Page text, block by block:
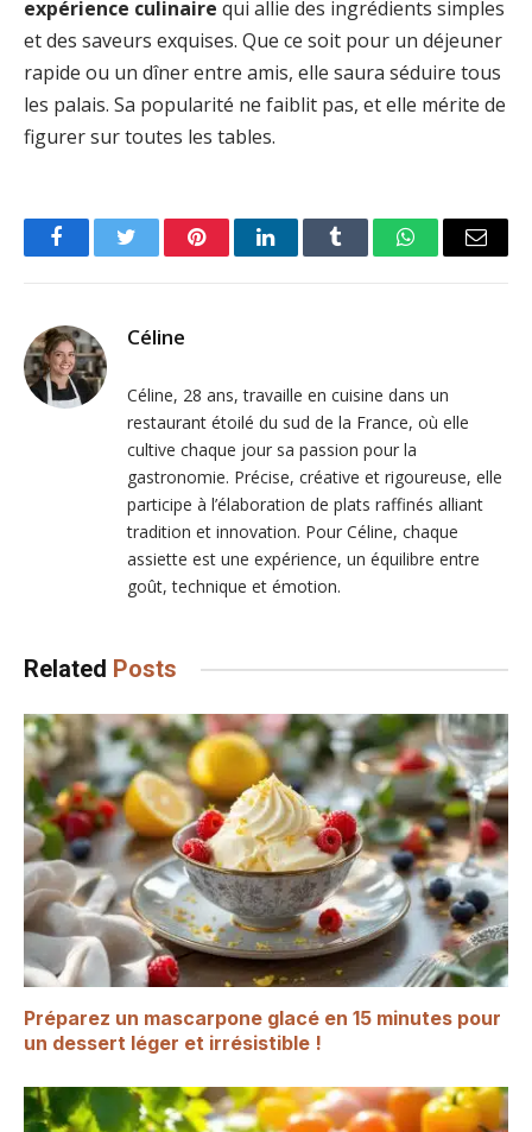
expérience culinaire qui allie des ingrédients simples
et des saveurs exquises. Que ce soit pour un déjeuner
rapide ou un dîner entre amis, elle saura séduire tous
les palais. Sa popularité ne faiblit pas, et elle mérite de
figurer sur toutes les tables.
FacebookTwitter PinterestLinkedInTumblr WhatsAppEmail
Céline
Céline, 28 ans, travaille en cuisine dans un
restaurant étoilé du sud de la France, où elle
cultive chaque jour sa passion pour la
gastronomie. Précise, créative et rigoureuse, elle
participe à l’élaboration de plats raffinés alliant
tradition et innovation. Pour Céline, chaque
assiette est une expérience, un équilibre entre
goût, technique et émotion.
Related Posts
Préparez un mascarpone glacé en 15 minutes pour
un dessert léger et irrésistible !